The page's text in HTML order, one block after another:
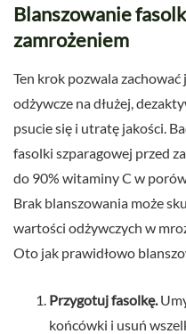
Blanszowanie
zamrożeniem
Ten krok pozwala
odżywcze na dłużej,
psucie się i utratę jakości.
fasolki szparagowej przed
do 90% witaminy C w
Brak blanszowania może
wartości odżywczych w
Oto jak prawidłowo
Przygotuj fasolkę.
końcówki i usuń